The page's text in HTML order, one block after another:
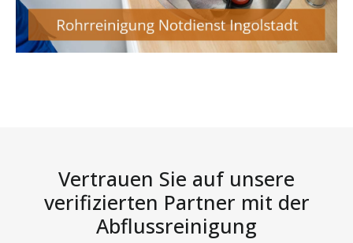
Vertrauen Sie auf unsere
verifizierten Partner mit der
Abflussreinigung